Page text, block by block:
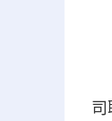
司